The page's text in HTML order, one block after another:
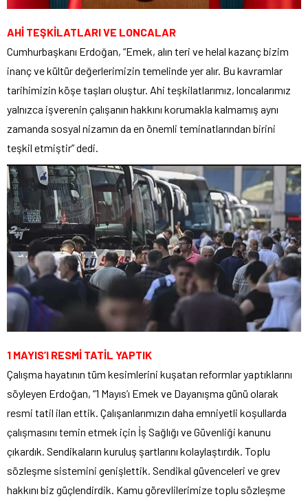
AHİ TEŞKİLATLARI VE LONCALAR
Cumhurbaşkanı Erdoğan, “Emek, alın teri ve helal kazanç bizim
inanç ve kültür değerlerimizin temelinde yer alır. Bu kavramlar
tarihimizin köşe taşları oluştur. Ahi teşkilatlarımız, loncalarımız
yalnızca işverenin çalışanın hakkını korumakla kalmamış aynı
zamanda sosyal nizamın da en önemli teminatlarından birini
teşkil etmiştir” dedi.
1 MAYIS’I RESMİ TATİL YAPTIK
Çalışma hayatının tüm kesimlerini kuşatan reformlar yaptıklarını
söyleyen Erdoğan, “1 Mayıs’ı Emek ve Dayanışma günü olarak
resmi tatil ilan ettik. Çalışanlarımızın daha emniyetli koşullarda
çalışmasını temin etmek için İş Sağlığı ve Güvenliği kanunu
çıkardık. Sendikaların kuruluş şartlarını kolaylaştırdık. Toplu
sözleşme sistemini genişlettik. Sendikal güvenceleri ve grev
hakkını biz güçlendirdik. Kamu görevlilerimize toplu sözleşme